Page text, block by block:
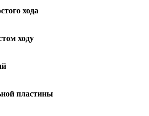
хода
ходу
пластины